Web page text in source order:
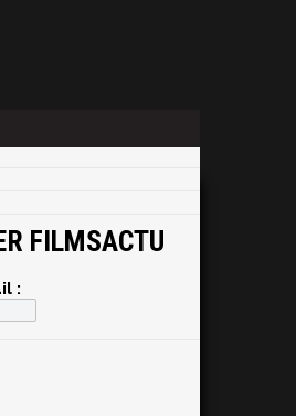
FILMSACTU
: